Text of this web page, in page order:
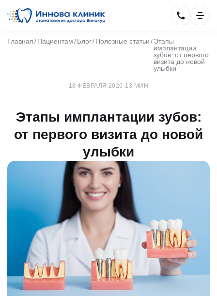
Главная Пациентам Блог Полезные статьи
Этапы
имплантации
зубов: от первого
визита до новой
улыбки
18 ФЕВРАЛЯ 2026 ·13 МИН
Этапы имплантации зубов:
от первого визита до новой
улыбки